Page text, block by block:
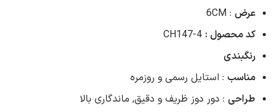
عرض : 6CM
کد محصول :
رنگبندی
مناسب : استایل رسمی و روزمره
طراحی : دور دوز ظریف و دقیق, ماندگاری بالا